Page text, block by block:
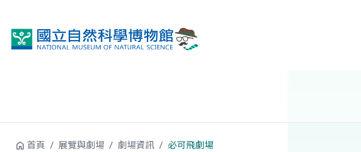
首頁 展覽與劇場 劇場資訊 必可飛劇場